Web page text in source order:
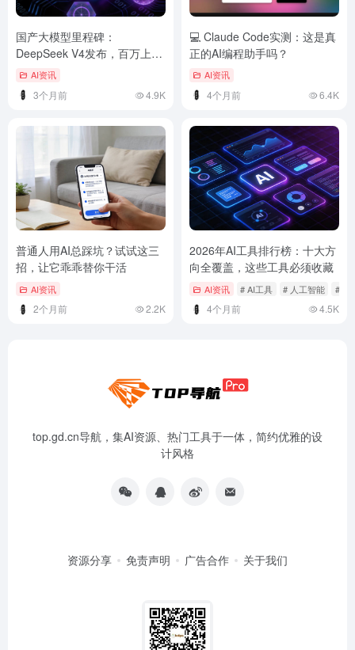
国产大模型里程碑：
DeepSeek V4发布，百万上下
文+华为昇腾全适配
AI资讯
3个月前 4.9K
💻 Claude Code实测：这是真
正的AI编程助手吗？
AI资讯
4个月前 6.4K
普通人用AI总踩坑？试试这三
招，让它乖乖替你干活
AI资讯
2个月前 2.2K
2026年AI工具排行榜：十大方
向全覆盖，这些工具必须收藏
AI资讯 # AI工具 # 人工智能 # 大
4个月前 4.5K
top.gd.cn导航，集AI资源、热门工具于一体，简约优雅的设
计风格
资源分享 免责声明 广告合作 关于我们